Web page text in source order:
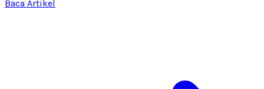
Baca Artikel